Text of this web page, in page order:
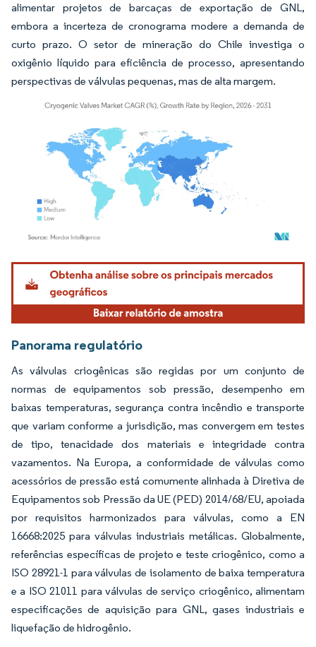
alimentar projetos de barcaças de exportação de GNL,
embora a incerteza de cronograma modere a demanda de
curto prazo. O setor de mineração do Chile investiga o
oxigênio líquido para eficiência de processo, apresentando
perspectivas de válvulas pequenas, mas de alta margem.
Imagem © Mordor Intelligence. O reuso requer atribuição conforme CC BY 4.0.
Panorama regulatório
As válvulas criogênicas são regidas por um conjunto de
normas de equipamentos sob pressão, desempenho em
baixas temperaturas, segurança contra incêndio e transporte
que variam conforme a jurisdição, mas convergem em testes
de tipo, tenacidade dos materiais e integridade contra
vazamentos. Na Europa, a conformidade de válvulas como
acessórios de pressão está comumente alinhada à Diretiva de
Equipamentos sob Pressão da UE (PED) 2014/68/EU, apoiada
por requisitos harmonizados para válvulas, como a EN
16668:2025 para válvulas industriais metálicas. Globalmente,
referências específicas de projeto e teste criogênico, como a
ISO 28921-1 para válvulas de isolamento de baixa temperatura
e a ISO 21011 para válvulas de serviço criogênico, alimentam
especificações de aquisição para GNL, gases industriais e
liquefação de hidrogênio.